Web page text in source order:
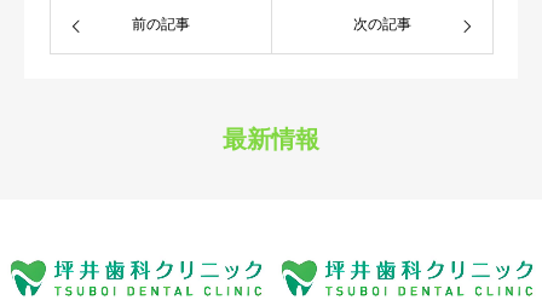
前の記事 次の記事
最新情報